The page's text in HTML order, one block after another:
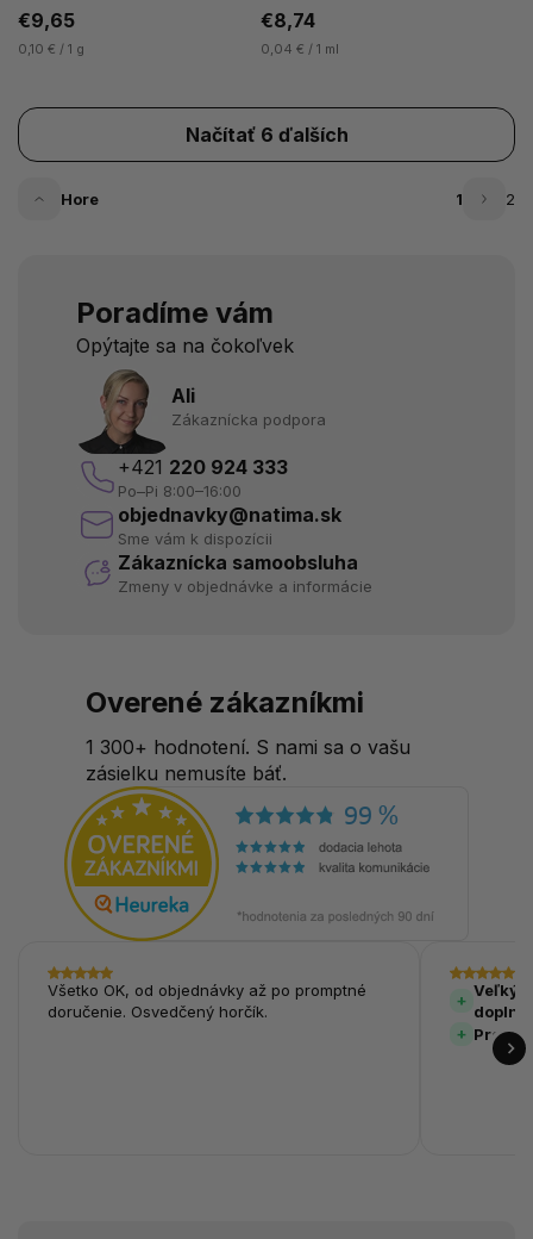
€9,65
0,10 € / 1 g
€8,74
0,04 € / 1 ml
Načítať 6 ďalších
1 2
Hore
Poradíme vám
Opýtajte sa na čokoľvek
Ali
Zákaznícka podpora
+421 220 924 333
Po–Pi 8:00–16:00
objednavky@natima.sk
Sme vám k dispozícii
Zákaznícka samoobsluha
Zmeny v objednávke a informácie
Overené zákazníkmi
1 300+ hodnotení. S nami sa o vašu
zásielku nemusíte báť.
Všetko OK, od objednávky až po promptné
doručenie. Osvedčený horčík.
Veľký